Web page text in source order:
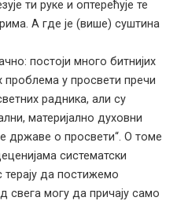
ти руке и оптерећује те
А где је (више) суштина
постоји много битнијих
проблема у просвети пречи
радника, али су
материјално духовни
државе о просвети“. О томе
систематски
терају да постижемо
свега могу да причају само